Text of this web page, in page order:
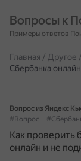
Вопросы к
Примеры ответов
Главная / Другое /
Сбербанка
Вопрос из Яндекс
#Вопрос
Как проверить
онлайн и не